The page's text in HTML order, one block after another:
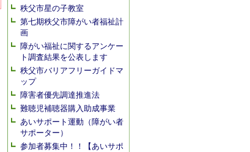
秩父市星の子教室
第七期秩父市障がい者福祉計
画
障がい福祉に関するアンケー
ト調査結果を公表します
秩父市バリアフリーガイドマ
ップ
障害者優先調達推進法
難聴児補聴器購入助成事業
あいサポート運動（障がい者
サポーター）
参加者募集中！！【あいサポ